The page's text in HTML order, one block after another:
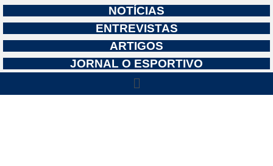
NOTÍCIAS
ENTREVISTAS
ARTIGOS
JORNAL O ESPORTIVO